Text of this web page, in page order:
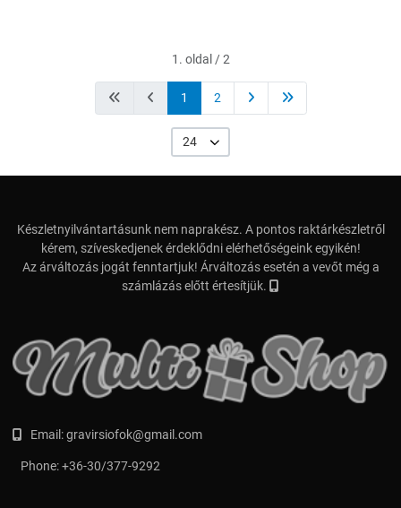
1. oldal / 2
1 2
24
Készletnyilvántartásunk nem naprakész. A pontos raktárkészletről
kérem, szíveskedjenek érdeklődni elérhetőségeink egyikén!
Az árváltozás jogát fenntartjuk! Árváltozás esetén a vevőt még a
számlázás előtt értesítjük.
Email:gravirsiofok@gmail.com
Phone:+36-30/377-9292